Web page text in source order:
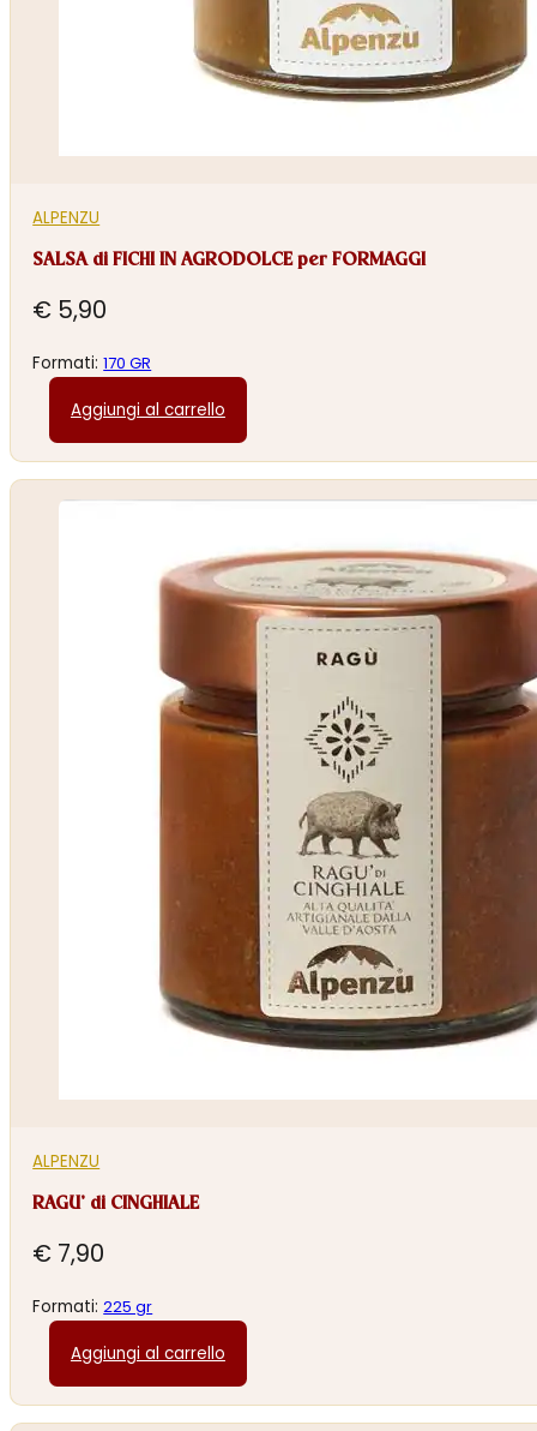
ALPENZU
SALSA di FICHI IN AGRODOLCE per FORMAGGI
€ 5,90
Formati:170 GR
Aggiungi al carrello
ALPENZU
RAGU’ di CINGHIALE
€ 7,90
Formati:225 gr
Aggiungi al carrello